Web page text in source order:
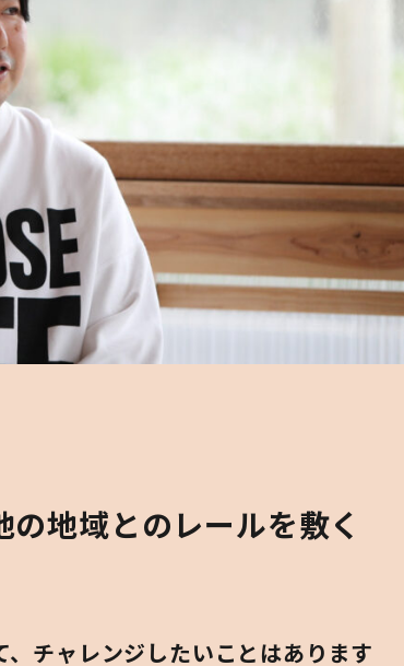
地域とのレールを敷く
チャレンジしたいことはあります